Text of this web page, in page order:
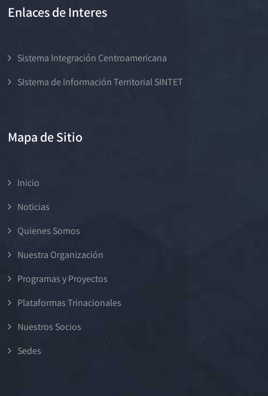
Enlaces de Interes
Sistema Integración Centroamericana
SIstema de Información Territorial SINTET
Mapa de Sitio
Inicio
Noticias
Quienes Somos
Nuestra Organización
Programas y Proyectos
Plataformas Trinacionales
Nuestros Socios
Sedes